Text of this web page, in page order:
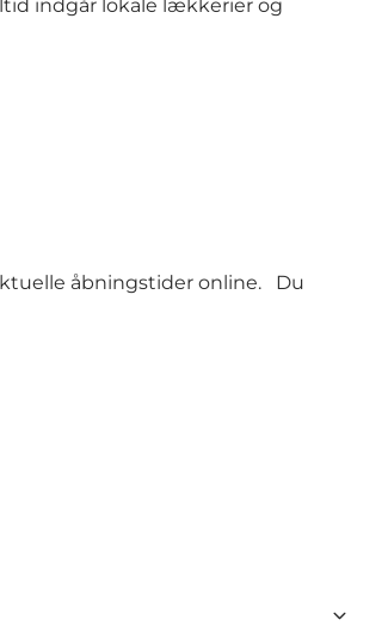
indgår lokale lækkerier og
åbningstider online. Du